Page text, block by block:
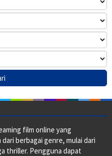
film online yang
berbagai genre, mulai dari
thriller. Pengguna dapat